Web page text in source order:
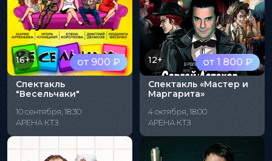
от 900 ₽
16+
Спектакль
"Весельчаки"
10 сентября, 18:30
АРЕНА КТЗ
от 1 800 ₽
12+
Спектакль «Мастер и
Маргарита»
4 октября, 18:00
АРЕНА КТЗ